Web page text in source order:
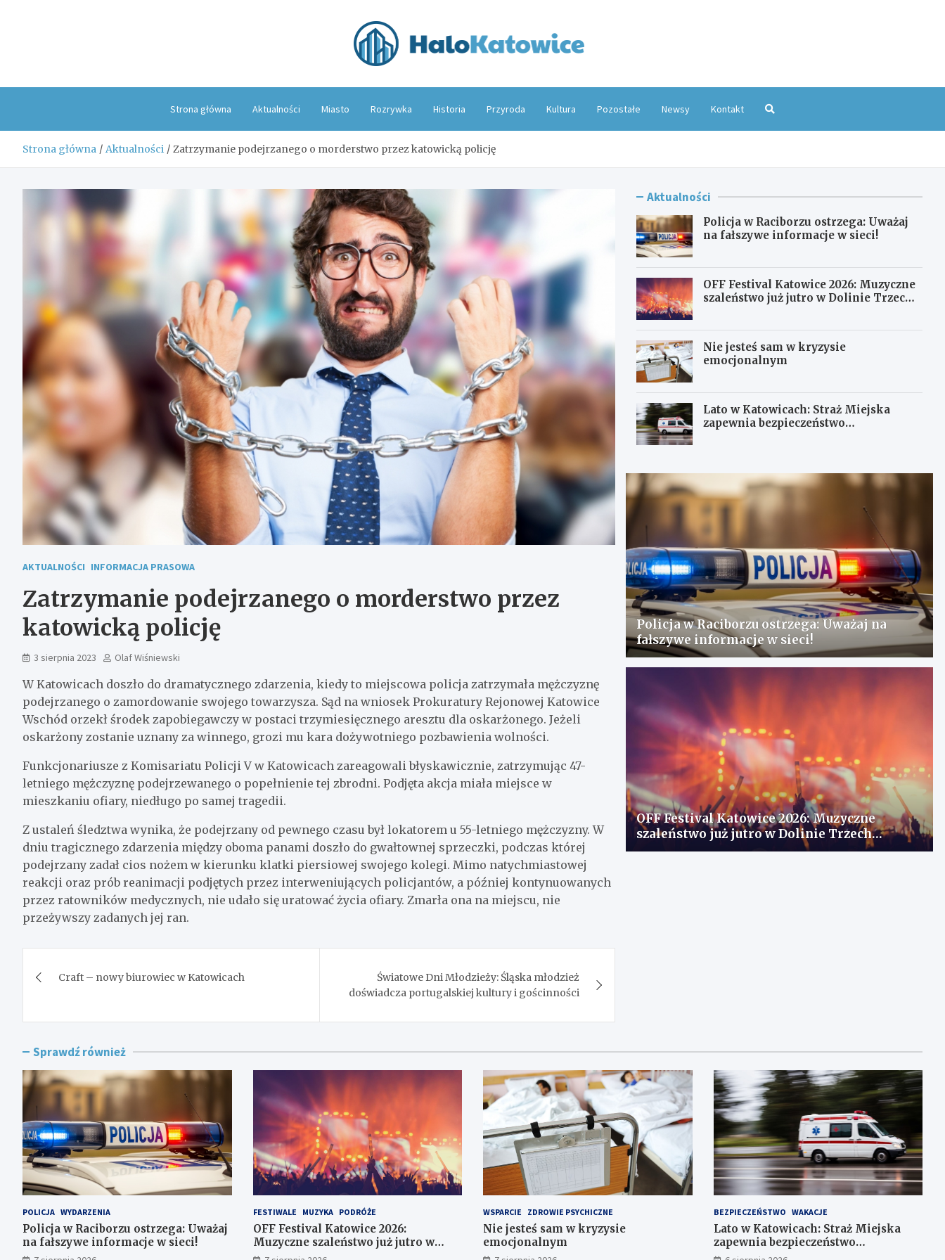
Strona główna Aktualności Miasto Rozrywka Historia Przyroda Kultura Pozostałe Newsy Kontakt
Strona główna Aktualności Zatrzymanie podejrzanego o morderstwo przez katowicką policję
AKTUALNOŚCI INFORMACJA PRASOWA
Zatrzymanie podejrzanego o morderstwo przez
katowicką policję
3 sierpnia 2023 Olaf Wiśniewski
W Katowicach doszło do dramatycznego zdarzenia, kiedy to miejscowa policja zatrzymała mężczyznę
podejrzanego o zamordowanie swojego towarzysza. Sąd na wniosek Prokuratury Rejonowej Katowice
Wschód orzekł środek zapobiegawczy w postaci trzymiesięcznego aresztu dla oskarżonego. Jeżeli
oskarżony zostanie uznany za winnego, grozi mu kara dożywotniego pozbawienia wolności.
Funkcjonariusze z Komisariatu Policji V w Katowicach zareagowali błyskawicznie, zatrzymując 47-
letniego mężczyznę podejrzewanego o popełnienie tej zbrodni. Podjęta akcja miała miejsce w
mieszkaniu ofiary, niedługo po samej tragedii.
Z ustaleń śledztwa wynika, że podejrzany od pewnego czasu był lokatorem u 55-letniego mężczyzny. W
dniu tragicznego zdarzenia między oboma panami doszło do gwałtownej sprzeczki, podczas której
podejrzany zadał cios nożem w kierunku klatki piersiowej swojego kolegi. Mimo natychmiastowej
reakcji oraz prób reanimacji podjętych przez interweniujących policjantów, a później kontynuowanych
przez ratowników medycznych, nie udało się uratować życia ofiary. Zmarła ona na miejscu, nie
przeżywszy zadanych jej ran.
wpisuCraft – nowy biurowiec w Katowicach
Światowe Dni Młodzieży: Śląska młodzież
doświadcza portugalskiej kultury i gościnności
Aktualności
Policja w Raciborzu ostrzega: Uważaj
na fałszywe informacje w sieci!
OFF Festival Katowice 2026: Muzyczne
szaleństwo już jutro w Dolinie Trzech
Nie jesteś sam w kryzysie
emocjonalnym
Lato w Katowicach: Straż Miejska
zapewnia bezpieczeństwo
Policja w Raciborzu ostrzega: Uważaj na
fałszywe informacje w sieci!
OFF Festival Katowice 2026: Muzyczne
szaleństwo już jutro w Dolinie Trzech
Stawów!
Sprawdź również
POLICJA WYDARZENIA
Policja w Raciborzu ostrzega: Uważaj
na fałszywe informacje w sieci!
FESTIWALE MUZYKA PODRÓŻE
OFF Festival Katowice 2026:
Muzyczne szaleństwo już jutro w
Dolinie Trzech Stawów!
WSPARCIE ZDROWIE PSYCHICZNE
Nie jesteś sam w kryzysie
emocjonalnym
BEZPIECZEŃSTWO WAKACJE
Lato w Katowicach: Straż Miejska
zapewnia bezpieczeństwo
mieszkańcom